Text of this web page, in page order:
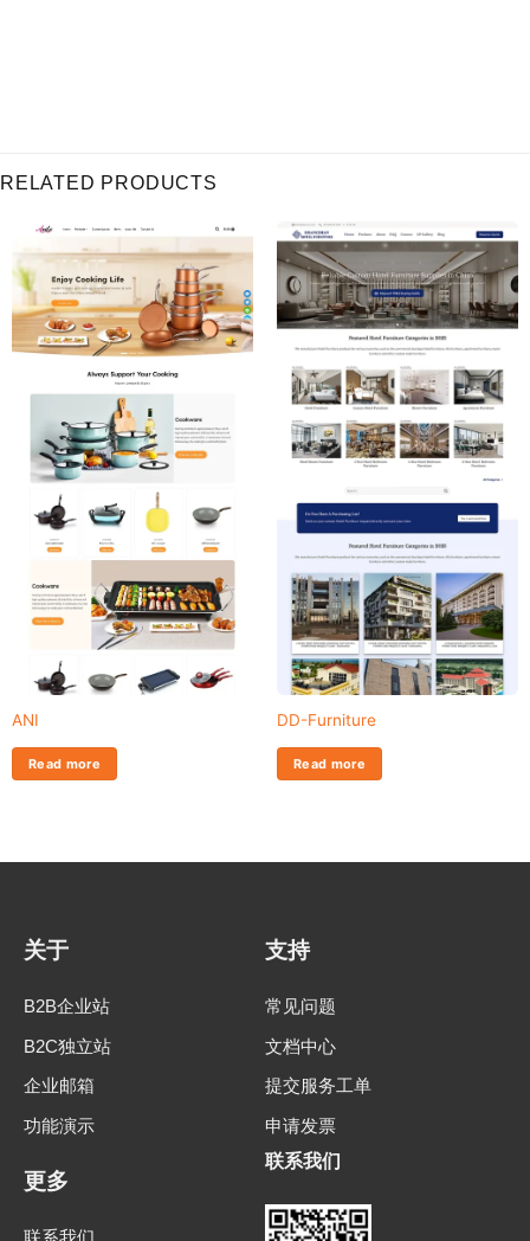
RELATED PRODUCTS
ANI
Read more
DD-Furniture
Read more
关于
B2B企业站
B2C独立站
企业邮箱
功能演示
支持
常见问题
文档中心
提交服务工单
申请发票
更多
联系我们
联系我们